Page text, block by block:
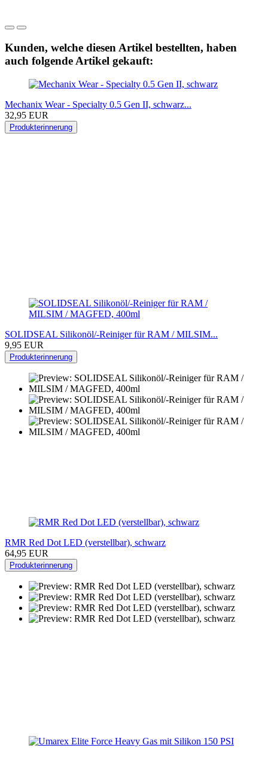
Kunden, welche diesen Artikel bestellten, haben
auch folgende Artikel gekauft:
Mechanix Wear - Specialty 0.5 Gen II, schwarz...
32,95 EUR
Produkterinnerung
SOLIDSEAL Silikonöl/-Reiniger für RAM / MILSIM...
9,95 EUR
Produkterinnerung
RMR Red Dot LED (verstellbar), schwarz
64,95 EUR
Produkterinnerung